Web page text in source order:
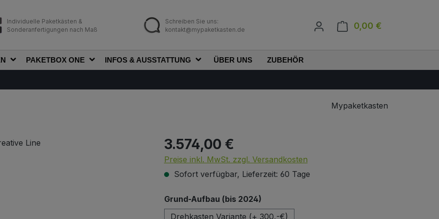
Individuelle Paketkästen &
Sonderanfertigungen nach Maß
Schreiben Sie uns:
kontakt@mypaketkasten.de
0,00 €
PAKETBOX ONE INFOS & AUSSTATTUNG ÜBER UNS ZUBEHÖR
Mypaketkasten
Regulärer Preis:
3.574,00 €
Preise inkl. MwSt. zzgl. Versandkosten
Sofort verfügbar, Lieferzeit: 60 Tage
Grund-Aufbau (bis 2024)auswählen
Drehkasten Variante (+ 300,-€)